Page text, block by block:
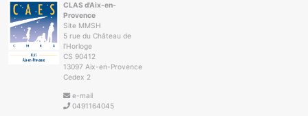
CLAS d'Aix-en-
Provence
Site MMSH
5 rue du Château de
l’Horloge
CS 90412
13097 Aix-en-Provence
Cedex 2
e-mail
0491164045